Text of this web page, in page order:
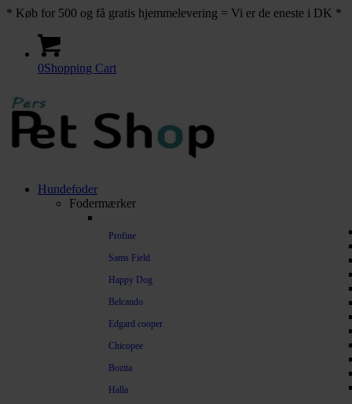
* Køb for 500 og få gratis hjemmelevering = Vi er de eneste i DK *
0Shopping Cart
Hundefoder
Fodermærker
Profine
Sams Field
Happy Dog
Belcando
Edgard cooper
Chicopee
Bozita
Halla